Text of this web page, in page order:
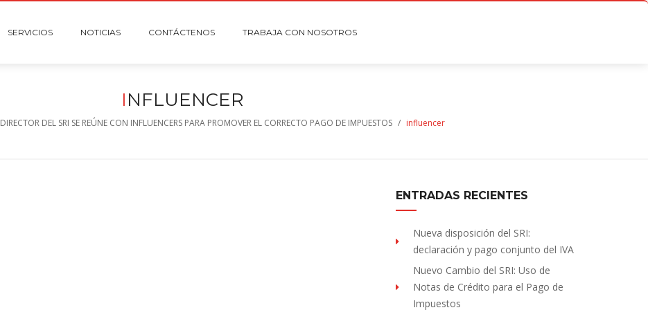
SERVICIOS NOTICIAS CONTÁCTENOS TRABAJA CON NOSOTROS
INFLUENCER
DIRECTOR DEL SRI SE REÚNE CON INFLUENCERS PARA PROMOVER EL CORRECTO PAGO DE IMPUESTOS / influencer
ENTRADAS RECIENTES
Nueva disposición del SRI:
declaración y pago conjunto del IVA
Nuevo Cambio del SRI: Uso de
Notas de Crédito para el Pago de
Impuestos